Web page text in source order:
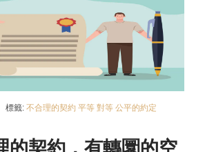
標籤: 不合理的契約 平等 對等 公平的約定
的契約，有轉圜的空